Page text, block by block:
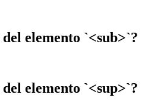
elemento `<sub>`?
elemento `<sup>`?